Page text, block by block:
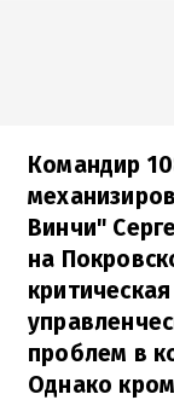
Командир
Винчи"
на
проблем в
Однако